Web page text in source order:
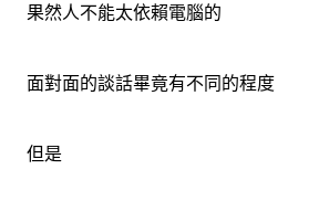
果然人不能太依賴電腦的
面對面的談話畢竟有不同的程度
但是